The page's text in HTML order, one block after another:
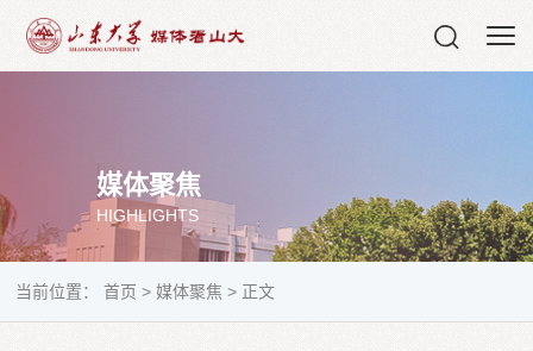
媒体聚焦
HIGHLIGHTS
当前位置：首页 > 媒体聚焦 > 正文